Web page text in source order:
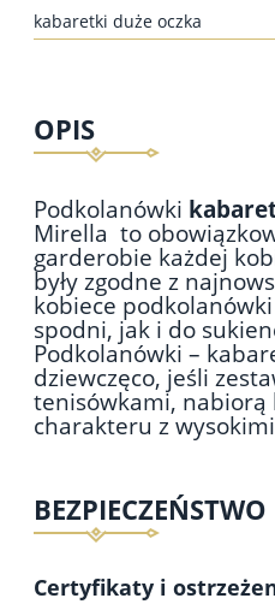
kabaretki duże oczka
OPIS
Podkolanówki
Mirella to
garderobie każdej
były zgodne z
kobiece
spodni, jak i do
Podkolanówki –
dziewczęco, jeśli
tenisówkami, nabiorą
charakteru z
BEZPIECZEŃSTWO
Certyfikaty i